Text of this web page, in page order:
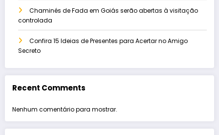
Chaminés de Fada em Goiás serão abertas à visitação
controlada
Confira 15 Ideias de Presentes para Acertar no Amigo
Secreto
Recent Comments
Nenhum comentário para mostrar.